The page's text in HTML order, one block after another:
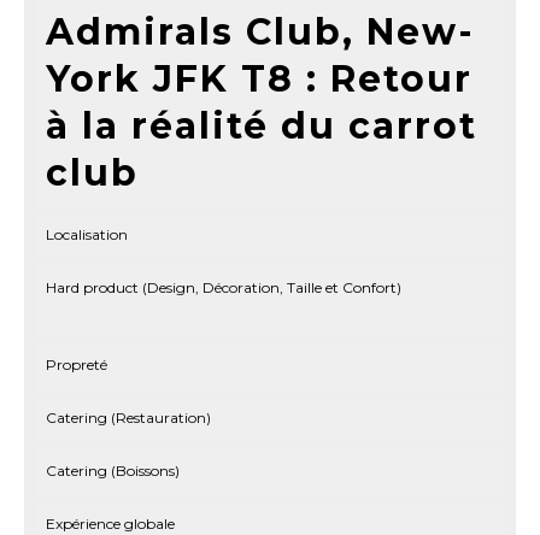
Admirals Club, New-
York JFK T8 : Retour
à la réalité du carrot
club
Localisation
Hard product (Design, Décoration, Taille et Confort)
Propreté
Catering (Restauration)
Catering (Boissons)
Expérience globale